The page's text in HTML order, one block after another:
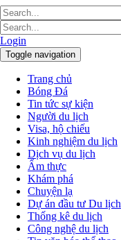
Login
Toggle navigation
Trang chủ
Bóng Đá
Tin tức sự kiện
Người du lịch
Visa, hộ chiếu
Kinh nghiệm du lịch
Dịch vụ du lịch
Ẩm thực
Khám phá
Chuyện lạ
Dự án đầu tư Du lịch
Thống kê du lịch
Công nghệ du lịch